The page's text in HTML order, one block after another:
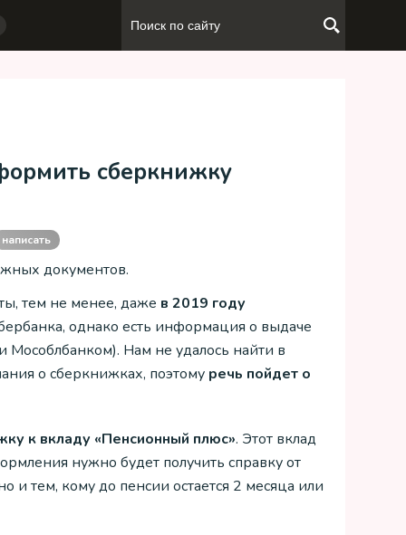
сберкнижку
написать
документов.
тем не менее, даже в 2019 году
однако есть информация о выдаче
Нам не удалось найти в
о сберкнижках, поэтому речь пойдет о
к вкладу «Пенсионный плюс». Этот вклад
нужно будет получить справку от
тем, кому до пенсии остается 2 месяца или